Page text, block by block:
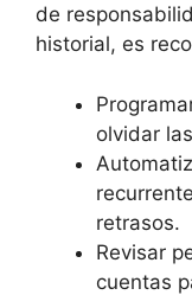
de
historial, es
olvidar
retrasos.
Revisar
cuentas